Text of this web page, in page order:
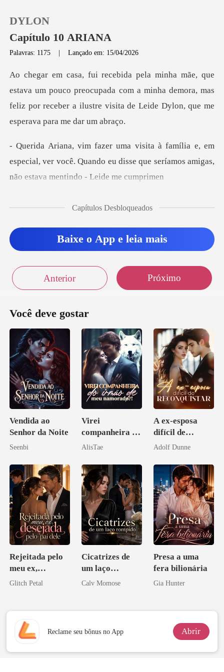
0
Sair
DYLON
Capítulo 10 ARIANA
Palavras: 1175 |Lançado em: 15/04/2026
uco preocupada com a minha demora, mas
feliz por receber a ilust
, em
especial, ver você. Quando eu disse que seríam
Capítulos Desbloqueados
Baixe o App e leia mais
Anterior Próximo
Você deve gostar
Vendida ao
Senhor da Noite
Seenbi
Virei
companheira do
irmão de meu
AlisTae
A ex-esposa
difícil de
reconquistar
Adolf Dunne
Rejeitada pelo
meu ex,
desejada pelo
Glitch Petal
Cicatrizes de
um laço
rompido
Calv Momose
Presa a uma
fera bilionária
Gia Hunter
Reclame seu bônus no App Abrir